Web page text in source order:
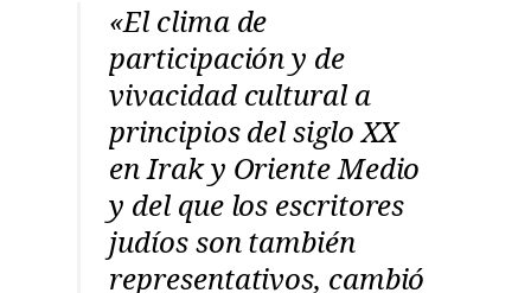
«El clima de
participación y de
vivacidad cultural a
principios del siglo XX
en Irak y Oriente Medio
y del que los escritores
judíos son también
representativos, cambió